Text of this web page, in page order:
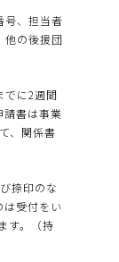
号、担当者
他の後援団
でに2週間
請書は事業
、関係書
捺印のな
は受付をい
す。（持